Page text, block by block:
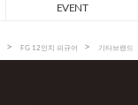
EVENT
FG 12인치 피규어 기타브랜드